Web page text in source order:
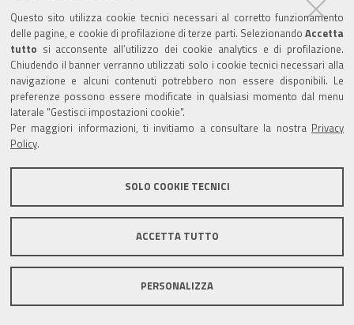
Questo sito utilizza cookie tecnici necessari al corretto funzionamento
delle pagine, e cookie di profilazione di terze parti. Selezionando Accetta
tutto si acconsente all’utilizzo dei cookie analytics e di profilazione.
Chiudendo il banner verranno utilizzati solo i cookie tecnici necessari alla
navigazione e alcuni contenuti potrebbero non essere disponibili. Le
preferenze possono essere modificate in qualsiasi momento dal menu
laterale "Gestisci impostazioni cookie".
Per maggiori informazioni, ti invitiamo a consultare la nostra
Privacy
Policy
SOLO COOKIE TECNICI
ACCETTA TUTTO
PERSONALIZZA
o
o
k
b
e
e
r
d
I
n
Codice Univoco Ufficio:UF1SDE
I soggetti privati potranno effettuare i pagamenti
tramite PagoPA con Modalità diretta o con Avviso di
pagamento al seguente linkPaga con PagoPA
Codice IBAN per le pubbliche amministrazioni
Banca D’Italia: IT96Z0100004306TU0000007079
Mappa del sito Privacy policy
Note legali
Area riservata Credits